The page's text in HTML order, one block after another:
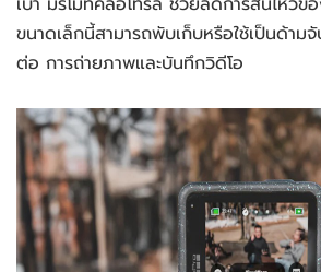
ขนาดเล็กนี้สามารถพับเก็บหรือใช้เป็นด้าม
ต่อ การถ่ายภาพและบันทึกวิดีโอ